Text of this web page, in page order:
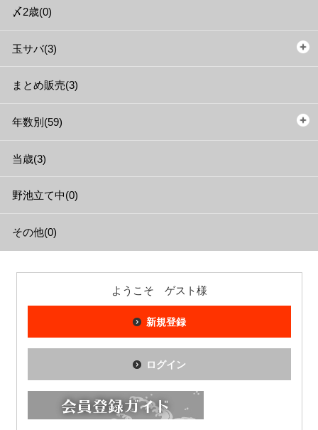
〆2歳(0)
玉サバ(3)
まとめ販売(3)
年数別(59)
当歳(3)
野池立て中(0)
その他(0)
ようこそ ゲスト様
新規登録
ログイン